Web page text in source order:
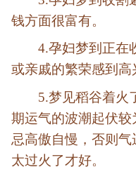
钱方面很富有。
4.孕妇梦到正在
或亲戚的繁荣感到高
5.梦见稻谷着火
期运气的波潮起伏
忌高傲自慢，否则
太过火了才好。